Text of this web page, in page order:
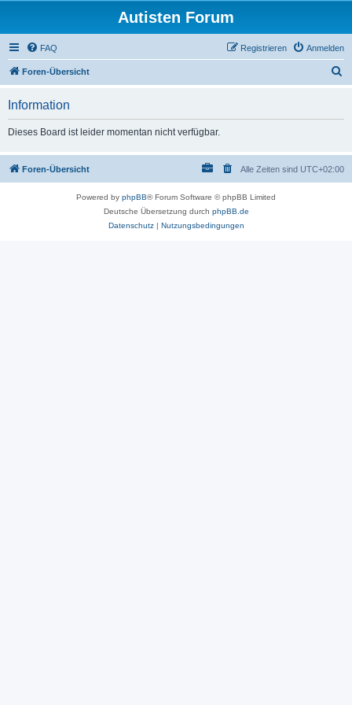
Autisten Forum
FAQ Anmelden
Registrieren
Foren-Übersicht
Information
Dieses Board ist leider momentan nicht verfügbar.
Foren-Übersicht Alle Zeiten sind UTC+02:00
Powered by phpBB® Forum Software © phpBB Limited
Deutsche Übersetzung durch phpBB.de
Datenschutz| Nutzungsbedingungen